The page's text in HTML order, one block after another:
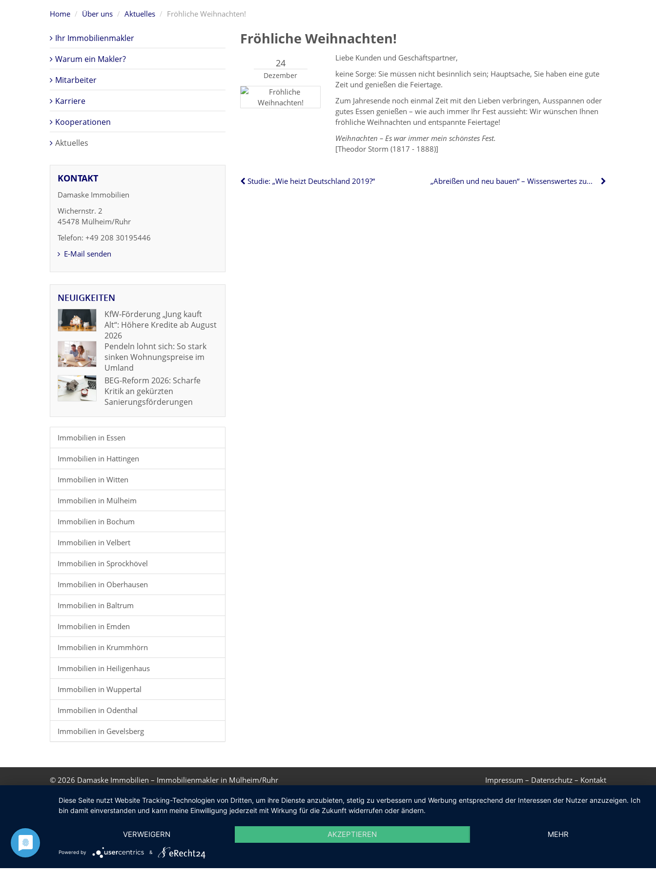
Home Über uns Aktuelles Fröhliche Weihnachten!
Fröhliche Weihnachten!
24
Dezember
Liebe Kunden und Geschäftspartner,
keine Sorge: Sie müssen nicht besinnlich sein; Hauptsache, Sie haben eine gute
Zeit und genießen die Feiertage.
Zum Jahresende noch einmal Zeit mit den Lieben verbringen, Ausspannen oder
gutes Essen genießen – wie auch immer Ihr Fest aussieht: Wir wünschen Ihnen
fröhliche Weihnachten und entspannte Feiertage!
Weihnachten – Es war immer mein schönstes Fest.
[Theodor Storm (1817 - 1888)]
Studie: „Wie heizt Deutschland 2019?“ „Abreißen und neu bauen“ – Wissenswertes zum Hausabriss
Ihr Immobilienmakler
Warum ein Makler?
Mitarbeiter
Karriere
Kooperationen
Aktuelles
KONTAKT
Damaske Immobilien
Wichernstr. 2
45478 Mülheim/Ruhr
Telefon: +49 208 30195446
E-Mail senden
NEUIGKEITEN
KfW-Förderung „Jung kauft
Alt“: Höhere Kredite ab August
2026
Pendeln lohnt sich: So stark
sinken Wohnungspreise im
Umland
BEG-Reform 2026: Scharfe
Kritik an gekürzten
Sanierungsförderungen
Immobilien in Essen
Immobilien in Hattingen
Immobilien in Witten
Immobilien in Mülheim
Immobilien in Bochum
Immobilien in Velbert
Immobilien in Sprockhövel
Immobilien in Oberhausen
Immobilien in Baltrum
Immobilien in Emden
Immobilien in Krummhörn
Immobilien in Heiligenhaus
Immobilien in Wuppertal
Immobilien in Odenthal
Immobilien in Gevelsberg
© 2026 Damaske Immobilien – Immobilienmakler in Mülheim/Ruhr Impressum – Datenschutz – Kontakt
Diese Seite nutzt Website Tracking-Technologien von Dritten, um ihre Dienste anzubieten, stetig zu verbessern und Werbung entsprechend der Interessen der Nutzer anzuzeigen. Ich
bin damit einverstanden und kann meine Einwilligung jederzeit mit Wirkung für die Zukunft widerrufen oder ändern.
VERWEIGERN AKZEPTIEREN MEHR
Powered by &